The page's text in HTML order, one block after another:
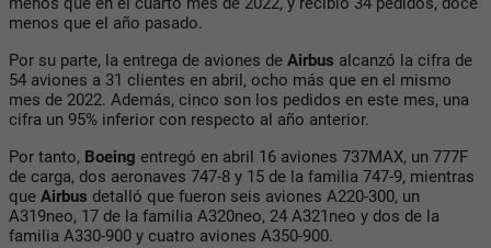
menos que el año pasado.
Por su parte, la entrega de aviones de Airbus alcanzó la cifra de
54 aviones a 31 clientes en abril, ocho más que en el mismo
mes de 2022. Además, cinco son los pedidos en este mes, una
cifra un 95% inferior con respecto al año anterior.
Por tanto, Boeing entregó en abril 16 aviones 737MAX, un 777F
de carga, dos aeronaves 747-8 y 15 de la familia 747-9, mientras
que Airbus detalló que fueron seis aviones A220-300, un
A319neo, 17 de la familia A320neo, 24 A321neo y dos de la
familia A330-900 y cuatro aviones A350-900.